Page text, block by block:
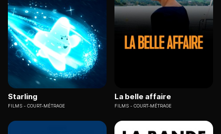
Starling
FILMS COURT-MÉTRAGE
La belle affaire
FILMS COURT-MÉTRAGE